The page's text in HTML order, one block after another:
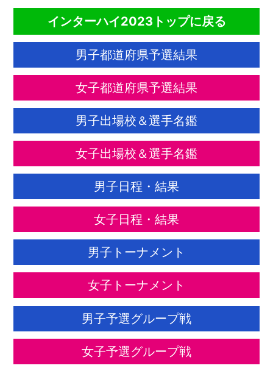
インターハイ2023トップに戻る
男子都道府県予選結果
女子都道府県予選結果
男子出場校＆選手名鑑
女子出場校＆選手名鑑
男子日程・結果
女子日程・結果
男子トーナメント
女子トーナメント
男子予選グループ戦
女子予選グループ戦